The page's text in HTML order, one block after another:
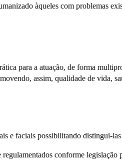
àqueles com problemas
para a atuação, de forma
assim, qualidade de vida,
faciais possibilitando distingui-las
conforme legislação